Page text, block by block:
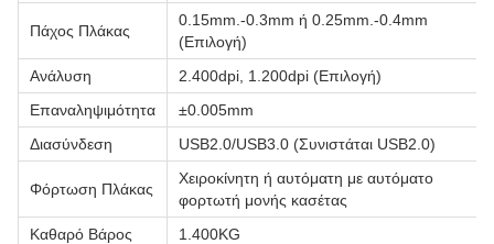
Πάχος Πλάκας
0.15mm.-0.3mm ή 0.25mm.-0.4mm
(Επιλογή)
Ανάλυση
2.400dpi, 1.200dpi (Επιλογή)
Επαναληψιμότητα
±0.005mm
Διασύνδεση
USB2.0/USB3.0 (Συνιστάται USB2.0)
Φόρτωση Πλάκας
Χειροκίνητη ή αυτόματη με αυτόματο
φορτωτή μονής κασέτας
Καθαρό Βάρος
1.400KG